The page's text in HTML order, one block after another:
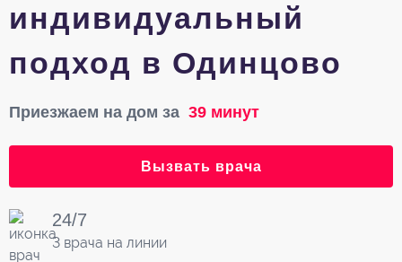
индивидуальный
подход в Одинцово
Приезжаем на дом за 39 минут
Вызвать врача
24/7
3 врача на линии